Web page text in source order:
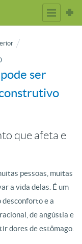
ser
que afeta e
pessoas, muitas
a vida delas. É um
e a
de angústia e
dores de estômago.